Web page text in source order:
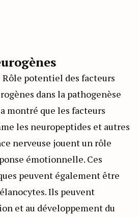
potentiel des facteurs
dans la pathogenèse
montré que les facteurs
les neuropeptides et autres
nerveuse jouent un rôle
émotionnelle. Ces
peuvent également être
Ils peuvent
et au développement du